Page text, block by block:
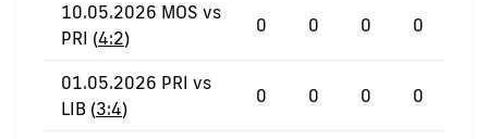
10.05.2026 MOS vs
PRI (4:2)
0 0 0 0
01.05.2026 PRI vs
LIB (3:4)
0 0 0 0